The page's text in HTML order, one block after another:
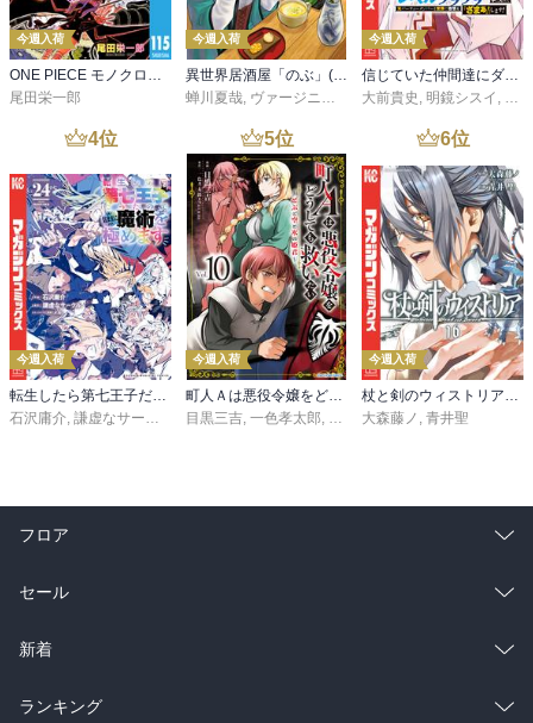
今週入荷
ONE PIECE モノクロ版 115
尾田栄一郎
今週入荷
異世界居酒屋「のぶ」(22)
蝉川夏哉, ヴァージニア二等兵 ,転
今週入荷
信じていた仲間達にダンジョン奥地で殺されかけたがギフト『無限ガチャ』でレベル９９９９の仲間達を手に入れて元パーティーメンバーと世界に復讐＆『ざまぁ！』します！（２３）
大前貴史 , 明鏡シスイ , ｔ
4位
今週入荷
転生したら第七王子だったので、気ままに魔術を極めます（２４）
石沢庸介, 謙虚なサークル メル。
5位
今週入荷
町人Ａは悪役令嬢をどうしても救いたい ～どぶと空と氷の姫君～１０【電子書店共通特典イラスト付】
目黒三吉, 一色孝太郎, Parum
6位
今週入荷
杖と剣のウィストリア（１６）
大森藤ノ , 青井聖
フロア
総合
ラノベ
雑誌・グラビア
セール
総合
ラノベ
新着
総合
ランキング